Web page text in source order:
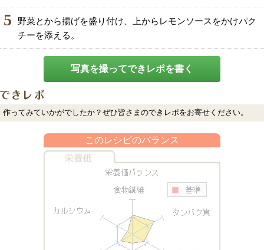
5
野菜とから揚げを盛り付け、上からレモンソースをかけパク
チーを添える。
写真を撮ってできレポを書く
作ってみていかがでしたか？ぜひ皆さまのできレポをお寄せください。
このレシピのバランス